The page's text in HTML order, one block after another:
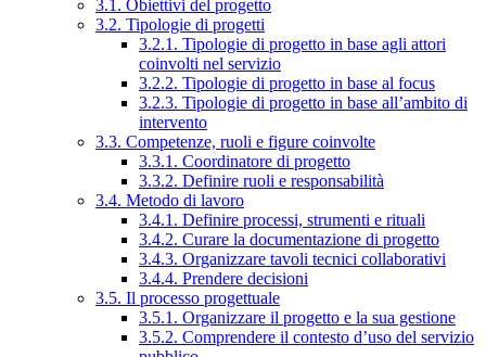
3.1. Obiettivi del progetto
3.2. Tipologie di progetti
3.2.1. Tipologie di progetto in base agli attori
coinvolti nel servizio
3.2.2. Tipologie di progetto in base al focus
3.2.3. Tipologie di progetto in base all’ambito di
intervento
3.3. Competenze, ruoli e figure coinvolte
3.3.1. Coordinatore di progetto
3.3.2. Definire ruoli e responsabilità
3.4. Metodo di lavoro
3.4.1. Definire processi, strumenti e rituali
3.4.2. Curare la documentazione di progetto
3.4.3. Organizzare tavoli tecnici collaborativi
3.4.4. Prendere decisioni
3.5. Il processo progettuale
3.5.1. Organizzare il progetto e la sua gestione
3.5.2. Comprendere il contesto d’uso del servizio